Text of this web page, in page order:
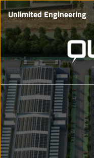
Unlimited Engineering